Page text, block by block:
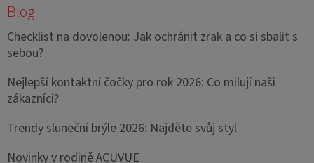
Blog
Checklist na dovolenou: Jak ochránit zrak a co si sbalit s
sebou?
Nejlepší kontaktní čočky pro rok 2026: Co milují naši
zákazníci?
Trendy sluneční brýle 2026: Najděte svůj styl
Novinky v rodině ACUVUE